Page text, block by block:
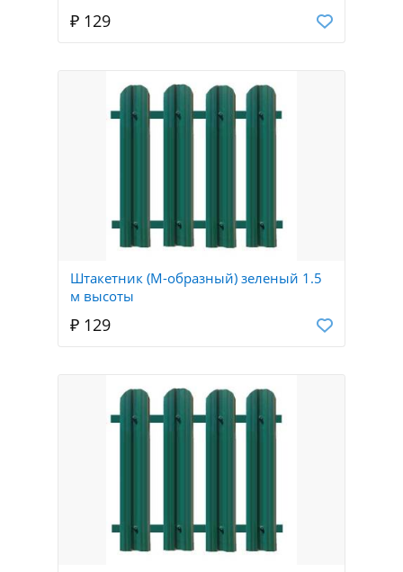
₽ 129
Штакетник (М-образный) зеленый 1.5
м высоты
₽ 129